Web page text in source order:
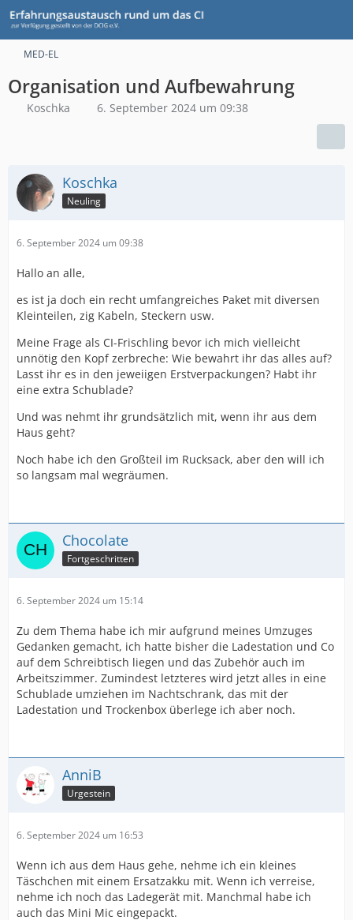
MED-EL
Organisation und Aufbewahrung
Koschka 6. September 2024 um 09:38
Koschka
Neuling
6. September 2024 um 09:38
Hallo an alle,
es ist ja doch ein recht umfangreiches Paket mit diversen
Kleinteilen, zig Kabeln, Steckern usw.
Meine Frage als CI-Frischling bevor ich mich vielleicht
unnötig den Kopf zerbreche: Wie bewahrt ihr das alles auf?
Lasst ihr es in den jeweiigen Erstverpackungen? Habt ihr
eine extra Schublade?
Und was nehmt ihr grundsätzlich mit, wenn ihr aus dem
Haus geht?
Noch habe ich den Großteil im Rucksack, aber den will ich
so langsam mal wegräumen.
Chocolate
Fortgeschritten
6. September 2024 um 15:14
Zu dem Thema habe ich mir aufgrund meines Umzuges
Gedanken gemacht, ich hatte bisher die Ladestation und Co
auf dem Schreibtisch liegen und das Zubehör auch im
Arbeitszimmer. Zumindest letzteres wird jetzt alles in eine
Schublade umziehen im Nachtschrank, das mit der
Ladestation und Trockenbox überlege ich aber noch.
AnniB
Urgestein
6. September 2024 um 16:53
Wenn ich aus dem Haus gehe, nehme ich ein kleines
Täschchen mit einem Ersatzakku mit. Wenn ich verreise,
nehme ich noch das Ladegerät mit. Manchmal habe ich
auch das Mini Mic eingepackt.